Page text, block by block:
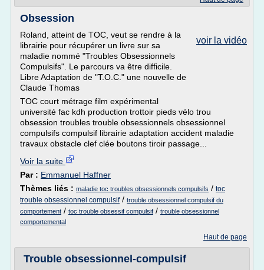
Obsession
voir la vidéo
Roland, atteint de TOC, veut se rendre à la
librairie pour récupérer un livre sur sa
maladie nommé "Troubles Obsessionnels
Compulsifs". Le parcours va être difficile.
Libre Adaptation de "T.O.C." une nouvelle de
Claude Thomas
TOC court métrage film expérimental
université fac kdh production trottoir pieds vélo trou
obsession troubles trouble obsessionnels obsessionnel
compulsifs compulsif librairie adaptation accident maladie
travaux obstacle clef clée boutons tiroir passage...
Voir la suite
Par : Emmanuel Haffner
Thèmes liés : maladie toc troubles obsessionnels compulsifs / toc
trouble obsessionnel compulsif/ trouble obsessionnel compulsif du
comportement / toc trouble obsessif compulsif / trouble obsessionnel
comportemental
Haut de page
Trouble obsessionnel-compulsif